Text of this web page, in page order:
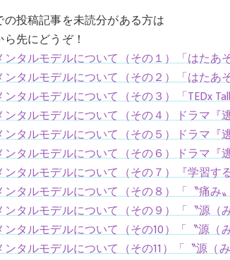
の投稿記事を未読分がある方は
ら先にどうぞ！
ンタルモデルについて（その１）「はたあ
ンタルモデルについて（その２）「はたあ
ンタルモデルについて（その３）「TEDx
ンタルモデルについて（その４）ドラマ
ンタルモデルについて（その５）ドラマ
ンタルモデルについて（その６）ドラマ
ンタルモデルについて（その７）『学習す
ンタルモデルについて（その８）「〝痛み
ンタルモデルについて（その９）「〝源
ンタルモデルについて（その10）「〝源
ンタルモデルについて（その11）「〝源